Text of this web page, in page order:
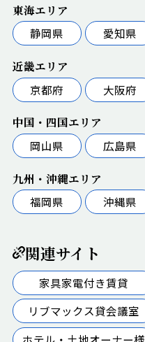
東海エリア
静岡県
愛知県
近畿エリア
京都府
大阪府
中国・四国エリア
岡山県
広島県
九州・沖縄エリア
福岡県
沖縄県
関連サイト
家具家電付き賃貸
リブマックス貸会議室